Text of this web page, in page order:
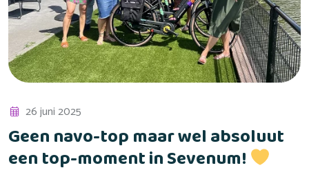
26 juni 2025
Geen navo-top maar wel absoluut
een top-moment in Sevenum!